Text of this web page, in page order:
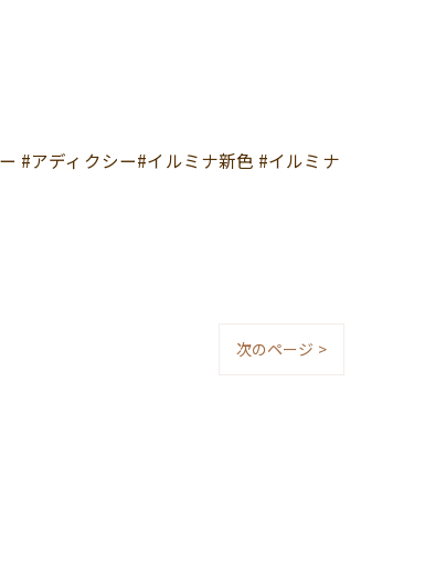
#アディクシー#イルミナ新色 #イルミナ
次のページ >